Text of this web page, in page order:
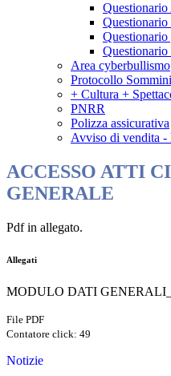
Questionario
Questionario
Questionario
Questionario
Area cyberbullismo
Protocollo
+ Cultura +
PNRR
Polizza assicurativa
Avviso di vendita
ACCESSO ATTI
GENERALE
Pdf in allegato.
Allegati
MODULO DATI
File PDF
Contatore click: 49
Notizie